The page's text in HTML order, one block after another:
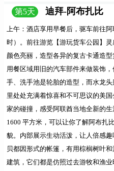
第5天 迪拜-阿布扎比
上午： 酒店享用早餐后，驱车前往
时）。前往游览 【游玩货车公园】 灵
颜色亮丽，造型各异的复古卡通造
用餐区域用旧的汽车部件来做装饰
手、洗手池是轮胎的造型，而水龙
里处处充满着惊喜和不可思议的美
家的碰撞，感受阿联酋当地全新的生
1600 平方米，可以让你了解阿布扎
貌。 内部展示生动活泼，让人倍感
贝都因形式的帐篷，有用棕榈树叶
建筑，它们都是仿照过去游牧和渔